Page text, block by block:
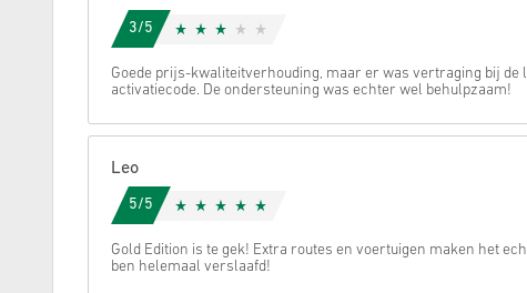
3/5
Goede prijs-kwaliteitverhouding, maar er was vertraging bij de
activatiecode. De ondersteuning was echter wel behulpzaam!
Leo
5/5
Gold Edition is te gek! Extra routes en voertuigen maken het
ben helemaal verslaafd!